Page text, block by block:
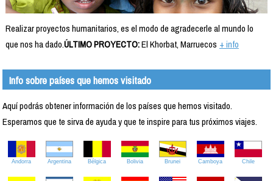
Realizar proyectos humanitarios, es el modo de agradecerle al mundo lo
que nos ha dado.ÚLTIMO PROYECTO:El Khorbat, Marruecos + info
Info sobre países que hemos visitado
Aquí podrás obtener información de los países que hemos visitado.
Esperamos que te sirva de ayuda y que te inspire para tus próximos viajes.
Andorra Argentina Bélgica Bolivia Brunei Camboya Chile